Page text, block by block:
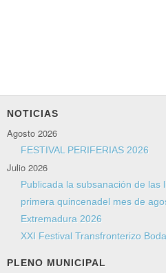
NOTICIAS
Agosto 2026
FESTIVAL PERIFERIAS 2026
Julio 2026
Publicada la subsanación de las
primera quincenadel mes de
Extremadura 2026
XXI Festival Transfronterizo
PLENO MUNICIPAL